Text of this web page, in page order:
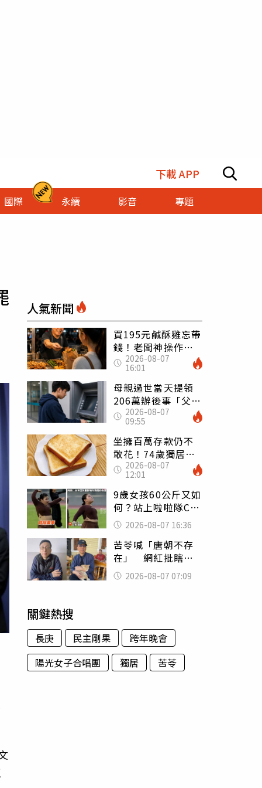
下載 APP
國際 永續 影音 專題
人氣新聞
買195元鹹酥雞忘帶
錢！老闆神操作
「倒找5元」 全網
看哭：這就是台灣
2026-08-07
16:01
母親過世當天提領
206萬辦後事「父子
遭判刑」 律師：
搶錢先下手是罪
2026-08-07
09:55
坐擁百萬存款仍不
敢花！74歲獨居翁
「1餐只吃1片吐
司」 半年後暴瘦
嚇壞女兒
2026-08-07
12:01
9歲女孩60公斤又如
何？站上啦啦隊C位
驚艷全場 千萬網
友被圈粉
2026-08-07 16:36
苦苓喊「唐朝不存
在」 網紅批瞎編
歷史：李白、杜甫
用鮮卑文寫詩？
2026-08-07 07:09
關鍵熱搜
長庚 民主剛果
跨年晚會
陽光女子合唱團
獨居 苦苓